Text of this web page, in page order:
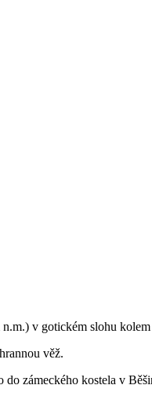
v gotickém slohu
věž.
zámeckého kostela v